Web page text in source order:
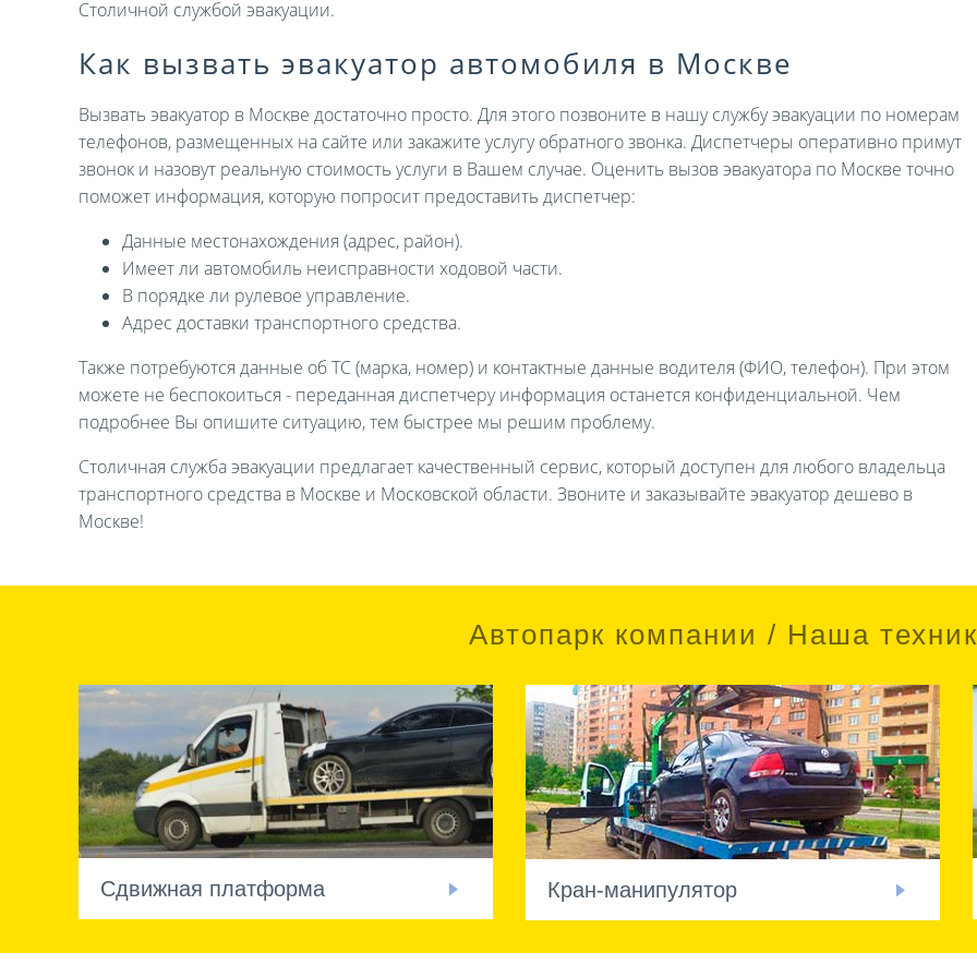
Столичной службой эвакуации.
Как вызвать эвакуатор автомобиля в Москве
Вызвать эвакуатор в Москве достаточно просто. Для этого позвоните в нашу службу эвакуации по номерам
телефонов, размещенных на сайте или закажите услугу обратного звонка. Диспетчеры оперативно примут
звонок и назовут реальную стоимость услуги в Вашем случае. Оценить вызов эвакуатора по Москве точно
поможет информация, которую попросит предоставить диспетчер:
Данные местонахождения (адрес, район).
Имеет ли автомобиль неисправности ходовой части.
В порядке ли рулевое управление.
Адрес доставки транспортного средства.
Также потребуются данные об ТС (марка, номер) и контактные данные водителя (ФИО, телефон). При этом
можете не беспокоиться - переданная диспетчеру информация останется конфиденциальной. Чем
подробнее Вы опишите ситуацию, тем быстрее мы решим проблему.
Столичная служба эвакуации предлагает качественный сервис, который доступен для любого владельца
транспортного средства в Москве и Московской области. Звоните и заказывайте эвакуатор дешево в
Москве!
Автопарк компании / Наша
Сдвижная платформа Кран-манипулятор